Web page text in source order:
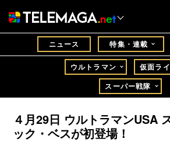
ニュース 特集・連載
ウルトラマン
仮面ラ
スーパー戦隊
４月29日 ウルトラマンUSA
ック・ベスが初登場！